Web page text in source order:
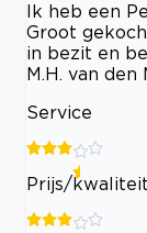
Ik heb een
Groot
in bezit en
M.H. van den
Service
Prijs/kwaliteit